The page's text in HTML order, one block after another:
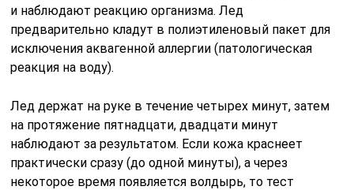
и наблюдают реакцию организма. Лед
предварительно кладут в полиэтиленовый пакет для
исключения аквагенной аллергии (патологическая
реакция на воду).
Лед держат на руке в течение четырех минут, затем
на протяжение пятнадцати, двадцати минут
наблюдают за результатом. Если кожа краснеет
практически сразу (до одной минуты), а через
некоторое время появляется волдырь, то тест